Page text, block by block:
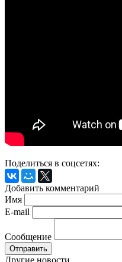
Поделиться в соцсетях:
Добавить комментарий
Имя
E-mail
Сообщение